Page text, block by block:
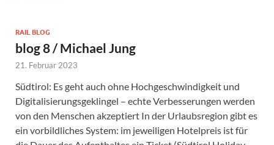
RAIL BLOG
blog 8 / Michael Jung
21. Februar 2023
Südtirol: Es geht auch ohne Hochgeschwindigkeit und
Digitalisierungsgeklingel – echte Verbesserungen werden
von den Menschen akzeptiert In der Urlaubsregion gibt es
ein vorbildliches System: im jeweiligen Hotelpreis ist für